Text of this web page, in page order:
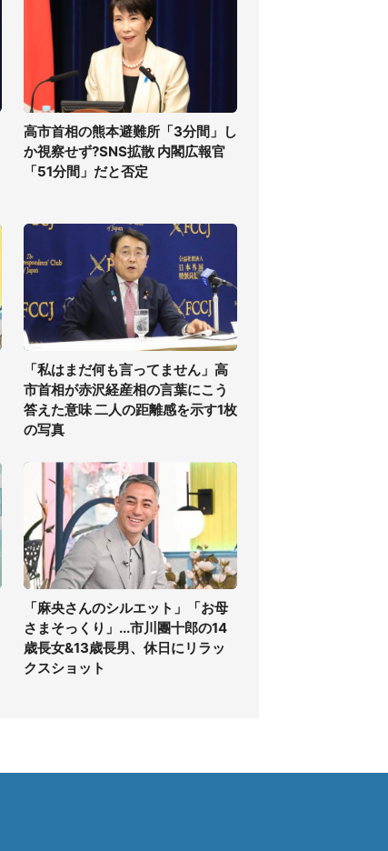
高市首相の熊本避難所「3分間」し
か視察せず?SNS拡散 内閣広報官
「51分間」だと否定
「私はまだ何も言ってません」高
市首相が赤沢経産相の言葉にこう
答えた意味 二人の距離感を示す1枚
の写真
「麻央さんのシルエット」「お母
さまそっくり」...市川團十郎の14
歳長女&13歳長男、休日にリラッ
クスショット